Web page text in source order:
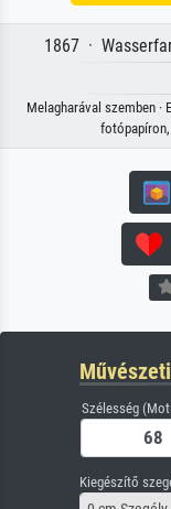
1867 ·
Melagharával szemben ·
Szélesség
Kiegészítő